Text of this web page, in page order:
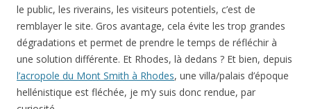
le public, les riverains, les visiteurs potentiels, c’est de
remblayer le site. Gros avantage, cela évite les trop grandes
dégradations et permet de prendre le temps de réfléchir à
une solution différente. Et Rhodes, là dedans ? Et bien, depuis
l’acropole du Mont Smith à Rhodes, une villa/palais d’époque
hellénistique est fléchée, je m’y suis donc rendue, par